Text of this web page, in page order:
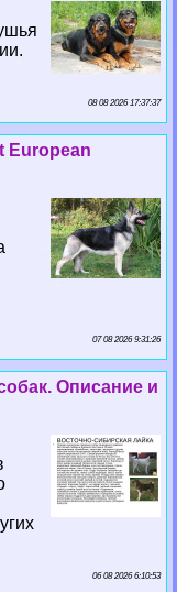
08 08 2026 17:37:37
European
07 08 2026 9:31:26
Описание и
06 08 2026 6:10:53